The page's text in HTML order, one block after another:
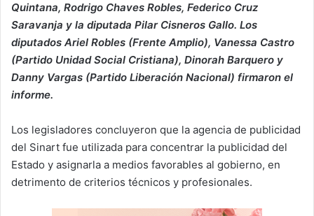
Quintana, Rodrigo Chaves Robles, Federico Cruz
Saravanja y la diputada Pilar Cisneros Gallo. Los
diputados Ariel Robles (Frente Amplio), Vanessa Castro
(Partido Unidad Social Cristiana), Dinorah Barquero y
Danny Vargas (Partido Liberación Nacional) firmaron el
informe.
Los legisladores concluyeron que la agencia de publicidad
del Sinart fue utilizada para concentrar la publicidad del
Estado y asignarla a medios favorables al gobierno, en
detrimento de criterios técnicos y profesionales.